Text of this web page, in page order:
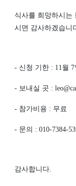
식사를 희망하시는
시면 감사하겠습니
- 신청 기한 : 11월 7
- 보내실 곳 :
- 참가비용 : 무료
- 문의 : 010-7384-
감사합니다.